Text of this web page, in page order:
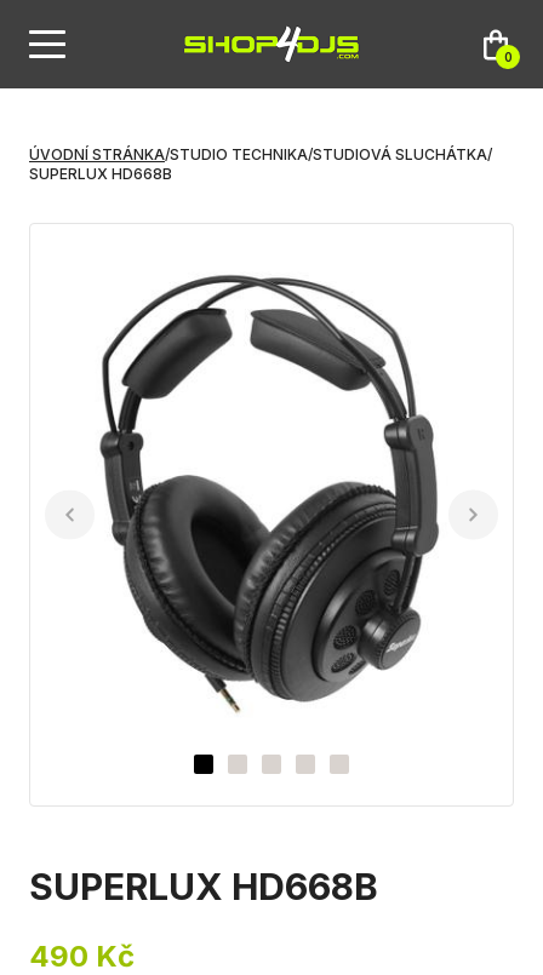
0
ÚVODNÍ STRÁNKA/STUDIO TECHNIKA/STUDIOVÁ SLUCHÁTKA/
SUPERLUX HD668B
SUPERLUX HD668B
490 Kč